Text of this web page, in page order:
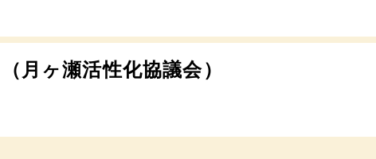
月ヶ瀬活性化協議会）